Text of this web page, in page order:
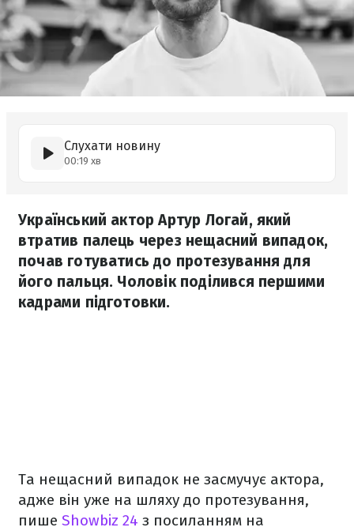
Слухати новину
00:19 хв
Український актор Артур Логай, який
втратив палець через нещасний випадок,
почав готуватись до протезування для
його пальця. Чоловік поділився першими
кадрами підготовки.
Та нещасний випадок не засмучує актора,
адже він уже на шляху до протезування,
пише Showbiz 24 з посиланням на